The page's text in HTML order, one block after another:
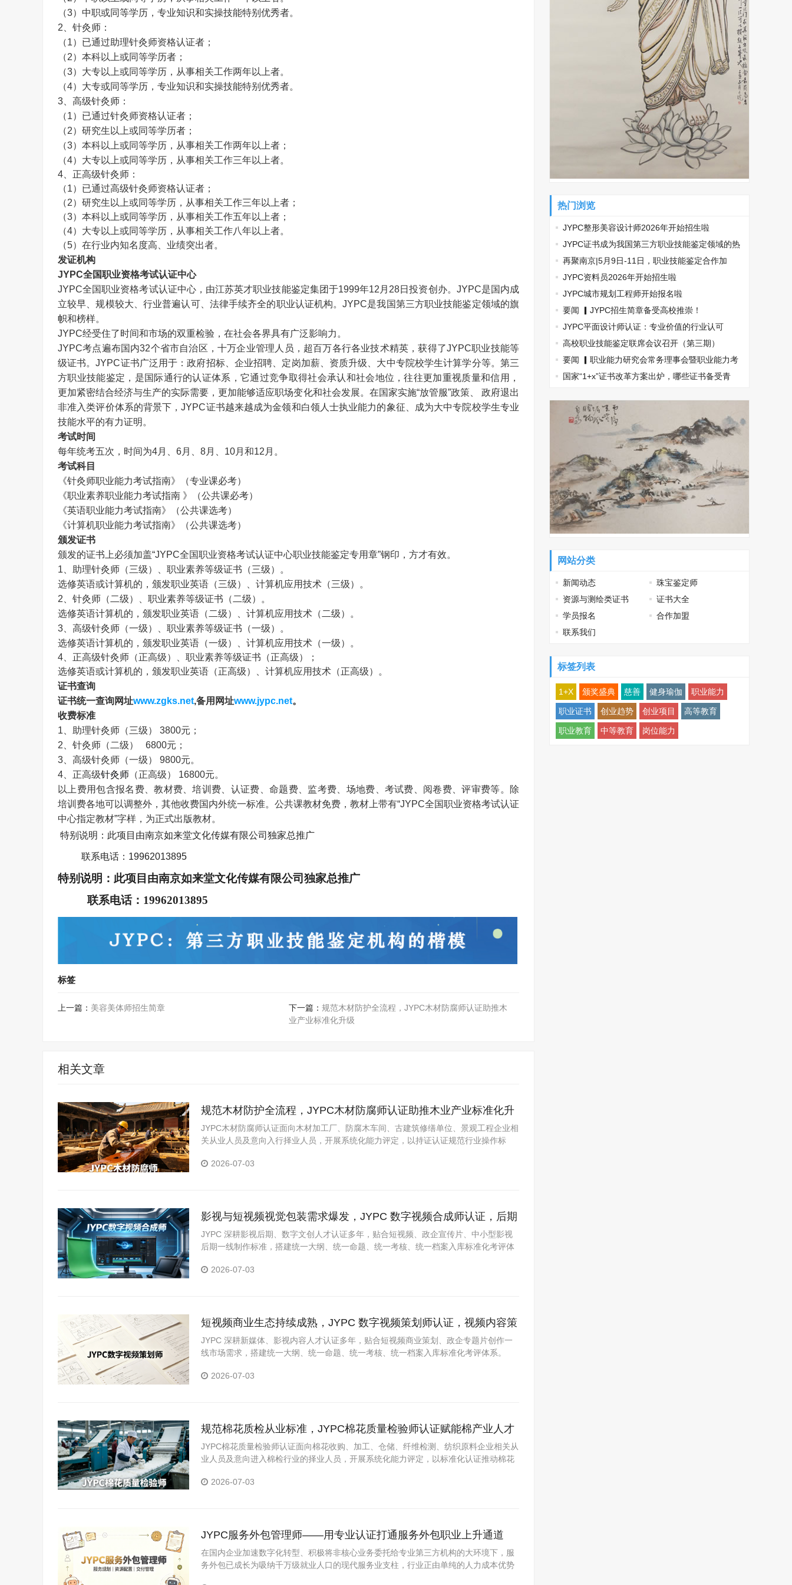
（3）中职或同等学历，专业知识和实操技能特别优秀者。
2 、针灸师：
（1）已通过助理针灸师资格认证者；
（2）本科以上或同等学历者；
（3）大专以上或同等学历，从事相关工作两年以上者。
（4）大专或同等学历，专业知识和实操技能特别优秀者。
3 、高级针灸师：
（1）已通过针灸师资格认证者；
（2）研究生以上或同等学历者；
（3）本科以上或同等学历，从事相关工作两年以上者；
（4）大专以上或同等学历，从事相关工作三年以上者。
4、 正高级针灸师 ：
（1）已通过高级针灸师资格认证者；
（2）研究生以上或同等学历，从事相关工作三年以上者；
（3）本科以上或同等学历，从事相关工作五年以上者；
（4）大专以上或同等学历，从事相关工作八年以上者。
（5）在行业内知名度高、业绩突出者。
发证机构
JYPC全国职业资格考试认证中心
JYPC全国职业资格考试认证中心，由江苏英才职业技能鉴定集团于1999年12 月 28日投资创办。 JYPC是国内成
立较早、规模较大、行业普遍认可、法律手续齐全的职业认证机构。JYPC是我国第三方职业技能鉴定领域的旗
帜和榜样。
JYPC经受住了时间和市场的双重检验，在社会各界具有广泛影响力。
JYPC考点遍布国内32个省市自治区，十万企业管理人员，超百万各行各业技术精英，获得了JYPC职业技能等
级证书。JYPC证书广泛用于：政府招标、企业招聘、定岗加薪、资质升级、大中专院校学生计算学分等。第三
方职业技能鉴定，是国际通行的认证体系，它通过竞争取得社会承认和社会地位，往往更加重视质量和信用，
更加紧密结合经济与生产的实际需要，更加能够适应职场变化和社会发展。在国家实施“放管服”政策、 政府退出
非准入类评价体系的背景下，JYPC证书越来越成为金领和白领人士执业能力的象征、成为大中专院校学生专业
技能水平的有力证明。
考试时间
每年统考五次，时间为4月、 6月、 8月、 10月和12 月。
考试科目
《针灸师职业能力考试指南》（专业课必考）
《职业素养职业能力考试指南 》（公共课必考）
《英语职业能力考试指南》（公共课选考）
《计算机职业能力考试指南》（公共课选考）
颁发证书
颁发的证书上必须加盖“JYPC全国职业资格考试认证中心职业技能鉴定专用章”钢印，方才有效。
1 、助理针灸师（三级）、职业素养等级证书（三级）。
选修英语或计算机的，颁发职业英语（三级）、计算机应用技术（三级）。
2 、针灸师（二级）、职业素养等级证书（二级）。
选修英语计算机的，颁发职业英语（二级）、计算机应用技术（二级）。
3 、高级针灸师（一级）、职业素养等级证书（一级）。
选修英语计算机的，颁发职业英语（一级）、计算机应用技术（一级）。
4 、正高级针灸师 （正高级）、职业素养等级证书（正高级）；
选修英语或计算机的，颁发职业英语（正高级）、计算机应用技术（正高级）。
证书查询
证书统一查询网址www.zgks.net,备用网址www.jypc.net。
收费标准
1 、助理针灸师（三级） 3800元；
2 、针灸师（二级） 6800元；
3 、高级针灸师（一级） 9800元。
4 、正高级针灸师 （正高级） 16800元。
以上费用包含报名费、教材费、培训费、认证费、命题费、监考费、场地费、考试费、阅卷费、评审费等。除
培训费各地可以调整外，其他收费国内外统一标准。公共课教材免费，教材上带有“JYPC全国职业资格考试认证
中心指定教材”字样，为正式出版教材。
特别说明：此项目由南京如来堂文化传媒有限公司独家总推广
联系电话： 19962013895
特别说明：此项目由南京如来堂文化传媒有限公司独家总推广
联系电话： 19962013895
标签
上一篇： 美容美体师招生简章 下一篇： 规范木材防护全流程，JYPC木材防腐师认证助推木
业产业标准化升级
相关文章
规范木材防护全流程，JYPC木材防腐师认证助推木业产业标准化升
级
JYPC木材防腐师认证面向木材加工厂、防腐木车间、古建筑修缮单位、景观工程企业相
关从业人员及意向入行择业人员，开展系统化能力评定，以持证认证规范行业操作标
2026-07-03
影视与短视频视觉包装需求爆发，JYPC 数字视频合成师认证，后期
视觉制作人才拓宽职业上升通道
JYPC 深耕影视后期、数字文创人才认证多年，贴合短视频、政企宣传片、中小型影视
后期一线制作标准，搭建统一大纲、统一命题、统一考核、统一档案入库标准化考评体
2026-07-03
短视频商业生态持续成熟，JYPC 数字视频策划师认证，视频内容策
划人才拓宽职业发展通道
JYPC 深耕新媒体、影视内容人才认证多年，贴合短视频商业策划、政企专题片创作一
线市场需求，搭建统一大纲、统一命题、统一考核、统一档案入库标准化考评体系。
2026-07-03
规范棉花质检从业标准，JYPC棉花质量检验师认证赋能棉产业人才
职业化发展
JYPC棉花质量检验师认证面向棉花收购、加工、仓储、纤维检测、纺织原料企业相关从
业人员及意向进入棉检行业的择业人员，开展系统化能力评定，以标准化认证推动棉花
2026-07-03
JYPC服务外包管理师——用专业认证打通服务外包职业上升通道
在国内企业加速数字化转型、积极将非核心业务委托给专业第三方机构的大环境下，服
务外包已成长为吸纳千万级就业人口的现代服务业支柱，行业正由单纯的人力成本优势
热门浏览
JYPC整形美容设计师2026年开始招生啦
​JYPC证书成为我国第三方职业技能鉴定领域的热
门话题
再聚南京|5月9日-11日，职业技能鉴定合作加
盟，南京国际展览中心见！
JYPC资料员2026年开始招生啦
JYPC城市规划工程师开始报名啦
要闻 ▎JYPC招生简章备受高校推崇！
JYPC平面设计师认证：专业价值的行业认可
高校职业技能鉴定联席会议召开（第三期）
要闻 ▎职业能力研究会常务理事会暨职业能力考
试指南丛书主编会(图文)
国家“1+x”证书改革方案出炉，哪些证书备受青
网站分类
新闻动态
珠宝鉴定师
资源与测绘类证书
证书大全
学员报名
合作加盟
联系我们
标签列表
1+X 颁奖盛典 慈善 健身瑜伽 职业能力
职业证书 创业趋势 创业项目 高等教育
职业教育 中等教育 岗位能力